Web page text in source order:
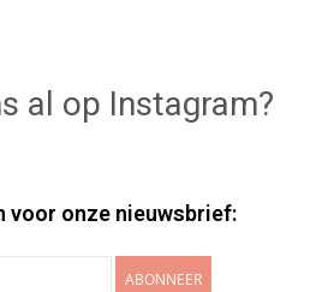
al op Instagram?
voor onze nieuwsbrief:
ABONNEER